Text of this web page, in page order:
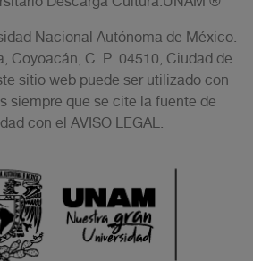
Nacional Autónoma de México.
Coyoacán, C. P. 04510, Ciudad de
sitio web puede ser utilizado con
siempre que se cite la fuente de
con el AVISO LEGAL.